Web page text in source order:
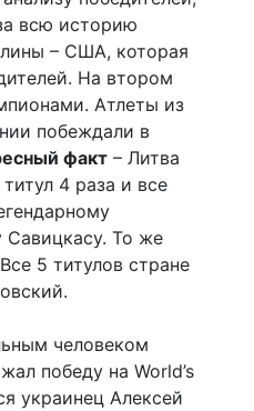
всю историю
– США, которая
На втором
Атлеты из
побеждали в
факт – Литва
4 раза и все
Савицкасу. То же
5 титулов стране
человеком
победу на World’s
украинец Алексей